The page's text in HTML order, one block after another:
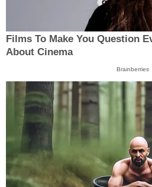
Films To Make You Question
About Cinema
Brainberries